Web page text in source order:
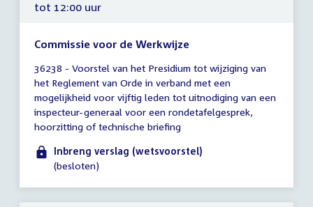
tot 12:00 uur
Commissie voor de Werkwijze
vergadering
tot
12:00
uur
36238 - Voorstel van het Presidium tot wijziging van
het Reglement van Orde in verband met een
mogelijkheid voor vijftig leden tot uitnodiging van een
inspecteur-generaal voor een rondetafelgesprek,
hoorzitting of technische briefing
Inbreng verslag (wetsvoorstel)
(besloten)